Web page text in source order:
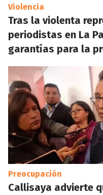
Violencia
Tras la violenta
periodistas en La
garantías para la
Preocupación
Callisaya advierte